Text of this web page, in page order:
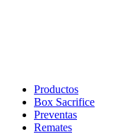
Productos
Box Sacrifice
Preventas
Remates